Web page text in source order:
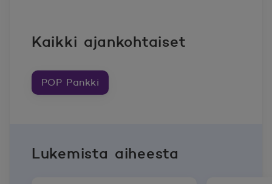
Kaikki ajankohtaiset
POP Pankki
Lukemista aiheesta